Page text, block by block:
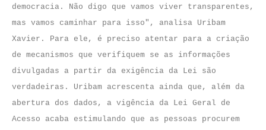
democracia. Não digo que vamos viver transparentes,
mas vamos caminhar para isso", analisa Uribam
Xavier. Para ele, é preciso atentar para a criação
de mecanismos que verifiquem se as informações
divulgadas a partir da exigência da Lei são
verdadeiras. Uribam acrescenta ainda que, além da
abertura dos dados, a vigência da Lei Geral de
Acesso acaba estimulando que as pessoas procurem